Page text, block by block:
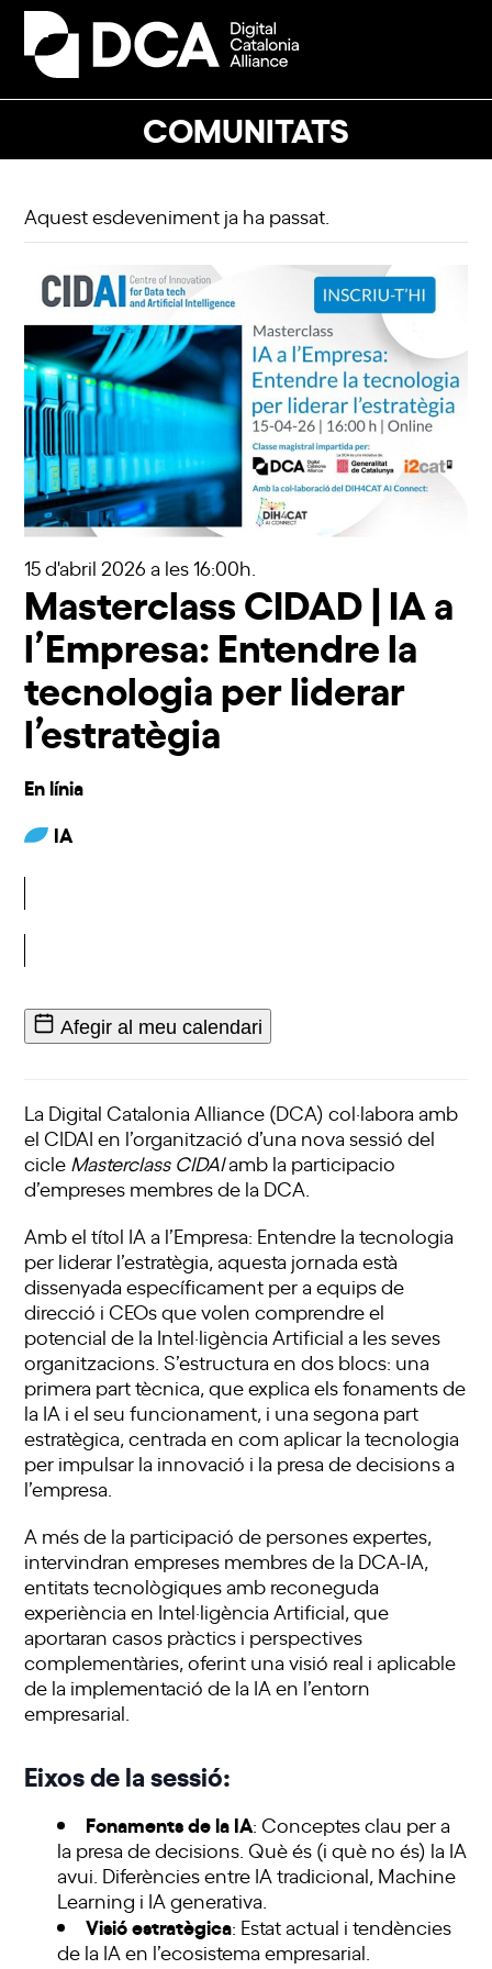
Skip
content
COMUNITATS
Open
mobile
Close
mobile
Aquest esdeveniment ja ha passat.
15 d'abril 2026a les 16:00h.
Masterclass CIDAD | IA a
l’Empresa: Entendre la
tecnologia per liderar
l’estratègia
En línia
IA
Afegir al meu calendari
La Digital Catalonia Alliance (DCA) col·labora amb
el CIDAI en l’organització d’una nova sessió del
cicle Masterclass CIDAIamb la participacio
d’empreses membres de la DCA.
Amb el títol IA a l’Empresa: Entendre la tecnologia
per liderar l’estratègia, aquesta jornada està
dissenyada específicament per a equips de
direcció i CEOs que volen comprendre el
potencial de la Intel·ligència Artificial a les seves
organitzacions. S’estructura en dos blocs: una
primera part tècnica, que explica els fonaments de
la IA i el seu funcionament, i una segona part
estratègica, centrada en com aplicar la tecnologia
per impulsar la innovació i la presa de decisions a
l’empresa.
A més de la participació de persones expertes,
intervindran empreses membres de la DCA-IA,
entitats tecnològiques amb reconeguda
experiència en Intel·ligència Artificial, que
aportaran casos pràctics i perspectives
complementàries, oferint una visió real i aplicable
de la implementació de la IA en l’entorn
empresarial.
Eixos de la sessió:
Fonaments de la IA: Conceptes clau per a
la presa de decisions. Què és (i què no és) la IA
avui. Diferències entre IA tradicional, Machine
Learning i IA generativa.
Visió estratègica: Estat actual i tendències
de la IA en l’ecosistema empresarial.